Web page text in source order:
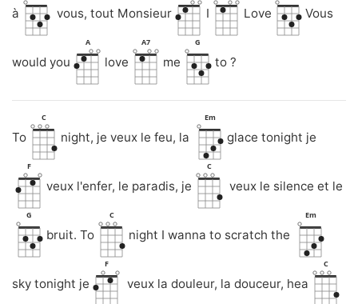
à vous, tout Monsieur I Love Vous
would you
A
love
A7
me
G
to ?
To
C
night, je veux le feu, la
Em
glace tonight je
F
veux l'enfer, le paradis, je
C
veux le silence et le
G
bruit. To
C
night I wanna to scratch the
Em
sky tonight je
F
veux la douleur, la douceur, hea
C